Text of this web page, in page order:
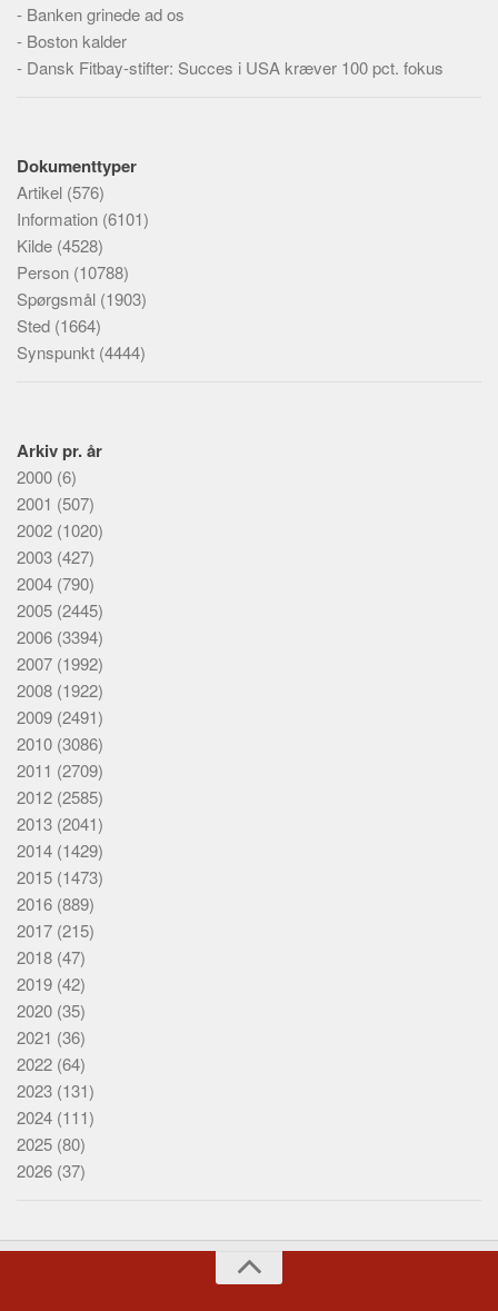
- Banken grinede ad os
- Boston kalder
- Dansk Fitbay-stifter: Succes i USA kræver 100 pct. fokus
Dokumenttyper
Artikel (576)
Information (6101)
Kilde (4528)
Person (10788)
Spørgsmål (1903)
Sted (1664)
Synspunkt (4444)
Arkiv pr. år
2000 (6)
2001 (507)
2002 (1020)
2003 (427)
2004 (790)
2005 (2445)
2006 (3394)
2007 (1992)
2008 (1922)
2009 (2491)
2010 (3086)
2011 (2709)
2012 (2585)
2013 (2041)
2014 (1429)
2015 (1473)
2016 (889)
2017 (215)
2018 (47)
2019 (42)
2020 (35)
2021 (36)
2022 (64)
2023 (131)
2024 (111)
2025 (80)
2026 (37)